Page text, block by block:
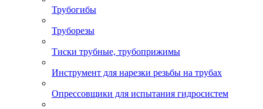
Трубогибы
Труборезы
Тиски трубные, трубоприжимы
Инструмент для нарезки резьбы на трубах
Опрессовщики для испытания гидросистем